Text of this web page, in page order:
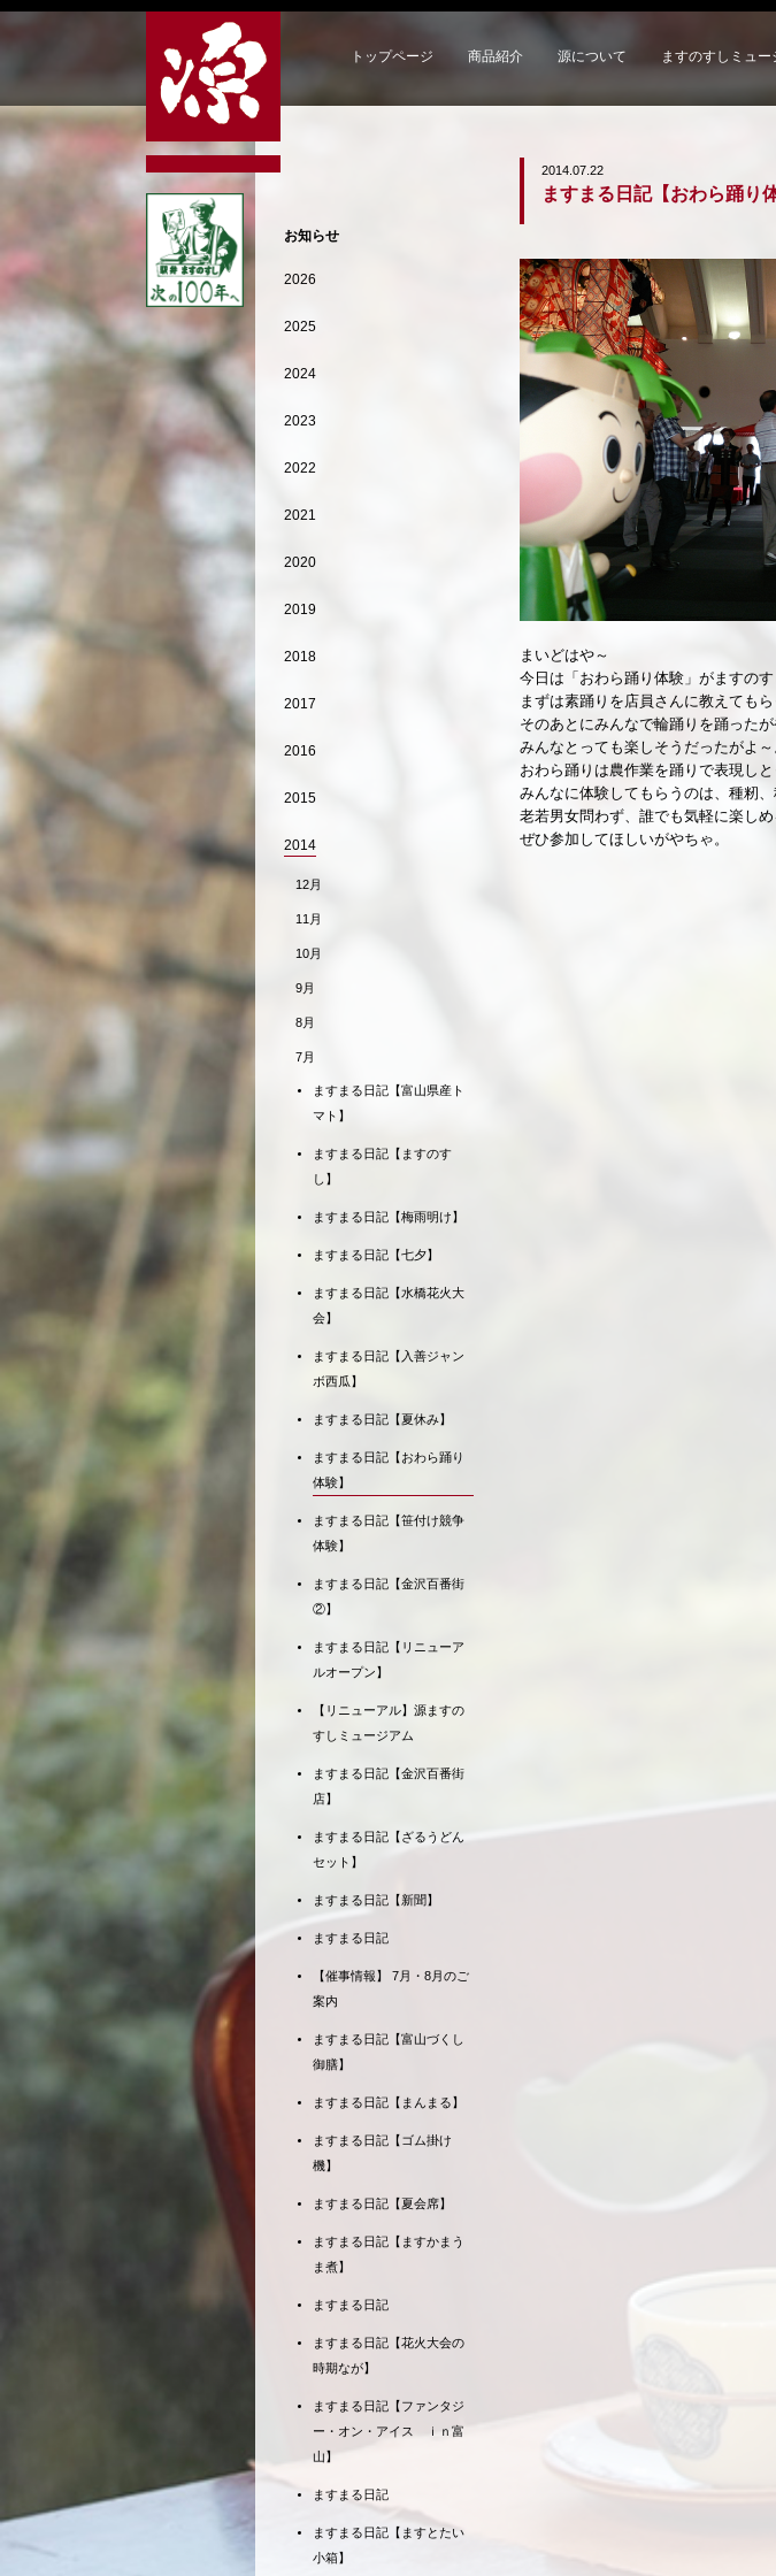
トップページ 商品紹介 源について ますのすしミュー
2014.07.22
ますまる日記【おわら踊り
まいどはや～
今日は「おわら踊り体験」がますの
まずは素踊りを店員さんに教えてもら
そのあとにみんなで輪踊りを踊ったが
みんなとっても楽しそうだったがよ～
おわら踊りは農作業を踊りで表現しと
みんなに体験してもらうのは、種籾、
老若男女問わず、誰でも気軽に楽しめ
ぜひ参加してほしいがやちゃ。
お知らせ
2026
2025
2024
2023
2022
2021
2020
2019
2018
2017
2016
2015
2014
12月
11月
10月
9月
8月
7月
ますまる日記【富山県産ト
マト】
ますまる日記【ますのす
し】
ますまる日記【梅雨明け】
ますまる日記【七夕】
ますまる日記【水橋花火大
会】
ますまる日記【入善ジャン
ボ西瓜】
ますまる日記【夏休み】
ますまる日記【おわら踊り
体験】
ますまる日記【笹付け競争
体験】
ますまる日記【金沢百番街
②】
ますまる日記【リニューア
ルオープン】
【リニューアル】源ますの
すしミュージアム
ますまる日記【金沢百番街
店】
ますまる日記【ざるうどん
セット】
ますまる日記【新聞】
ますまる日記
【催事情報】 7月・8月のご
案内
ますまる日記【富山づくし
御膳】
ますまる日記【まんまる】
ますまる日記【ゴム掛け
機】
ますまる日記【夏会席】
ますまる日記【ますかまう
ま煮】
ますまる日記
ますまる日記【花火大会の
時期なが】
ますまる日記【ファンタジ
ー・オン・アイス ｉｎ富
山】
ますまる日記
ますまる日記【ますとたい
小箱】